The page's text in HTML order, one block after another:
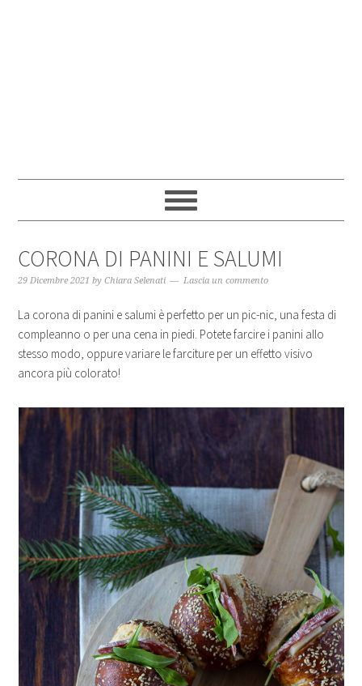
CORONA DI PANINI E SALUMI
29 Dicembre 2021 byChiara Selenati Lascia un commento
La corona di panini e salumi è perfetto per un pic-nic, una festa di
compleanno o per una cena in piedi. Potete farcire i panini allo
stesso modo, oppure variare le farciture per un effetto visivo
ancora più colorato!